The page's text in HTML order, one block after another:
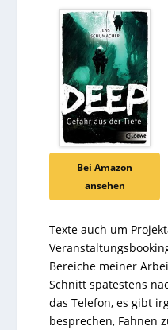
Bei Amazon
ansehen
Texte auch um
Bereiche meiner
Schnitt spätestens
das Telefon, es gibt
besprechen, Fahnen